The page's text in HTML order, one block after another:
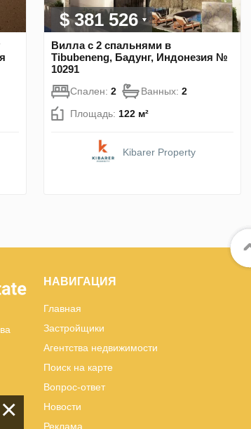
$ 381 526
Вилла с 2 спальнями в
Tibubeneng, Бадунг, Индонезия №
10291
Спален: 2 Ванных: 2
Площадь: 122 м²
Kibarer Property
НАВИГАЦИЯ
Главная
Застройщики
Агентства недвижимости
Поиск на карте
Вопрос-ответ
Новости
Реклама
×